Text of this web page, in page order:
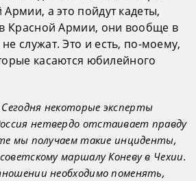
а это пойдут кадеты,
Красной Армии, они вообще в
служат. Это и есть, по-моему,
касаются юбилейного
Сегодня некоторые эксперты
нетвердо отстаивает правду
мы получаем такие инциденты,
маршалу Коневу в Чехии.
необходимо поменять,